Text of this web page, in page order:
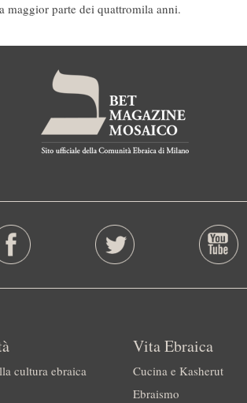
maggior parte dei quattromila anni.
cultura ebraica
Vita Ebraica
Cucina e Kasherut
Ebraismo